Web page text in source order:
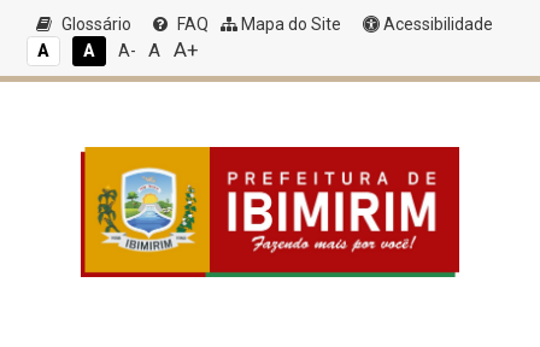
Glossário FAQ Mapa do Site
Acessibilidade
A
A A- A A+